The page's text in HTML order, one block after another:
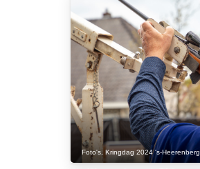
Foto's Kringdag 2024 's-Heerenberg